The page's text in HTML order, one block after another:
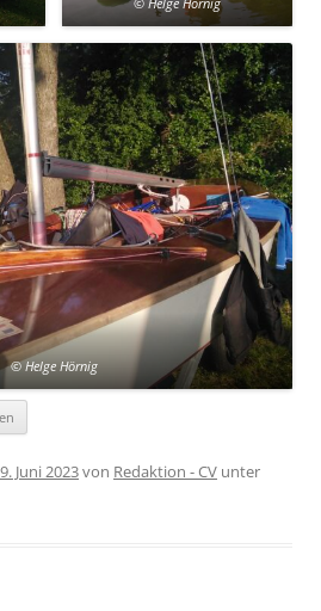
© Helge Hörnig
Juni 2023von Redaktion - CV unter